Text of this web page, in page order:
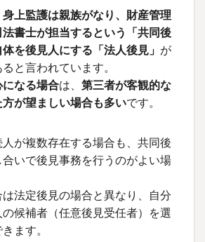
身上監護は親族がなり、財産管理
書士が担当するという「共同後
を後見人にする「法人後見」 が
と言われています。
になる場合は、 第三者が客観的な
が望ましい場合も多いです。
人が複数存在する場合も、共同後
合いで後見事務を行うのがよい場
法定後見の場合と異なり、自分
候補者（任意後見受任者）を選
ます。